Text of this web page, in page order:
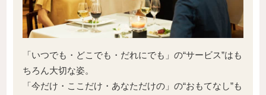
「いつでも・どこでも・だれにでも」の“サービス”はも
ちろん大切な姿。
「今だけ・ここだけ・あなただけの」の“おもてなし”も